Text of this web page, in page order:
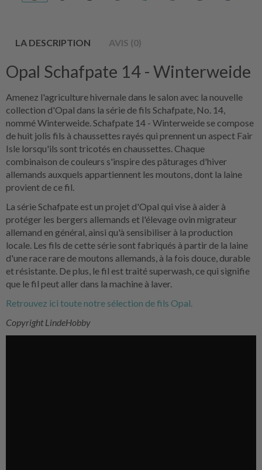
LA DESCRIPTION AVIS (0)
Opal Schafpate 14 - Winterweide
Amenez l'agriculture hivernale dans le salon avec la nouvelle
collection d'Opal dans la série de fils Schafpate, No. 14,
nommé Winterweide. Schafpate 14 - Winterweide se compose
de huit jolis fils à chaussettes rayés qui prennent un aspect Fair
Isle lorsqu'ils sont tricotés en chaussettes. Chaque
combinaison de couleurs s'inspire des pâturages d'hiver
allemands auxquels appartiennent les moutons, dont la laine
provient de ce fil.
La série Schafpate est un projet d'Opal qui vise à aider à
protéger les bergers allemands et l'élevage ovin migrateur
allemand en général, ainsi qu'à sensibiliser à la production
locale. Les fils de cette série sont fabriqués à partir de la laine
d'une race rare de moutons allemands, à la fois douce, durable
et résistante. De plus, le fil est traité superwash, ce qui signifie
que le fil peut aller dans la machine à laver.
Retrouvez ici toute notre sélection de fils Opal.
Copyright LindeHobby